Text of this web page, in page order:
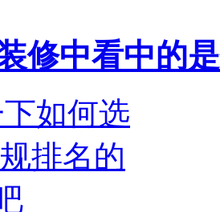
修中看中的